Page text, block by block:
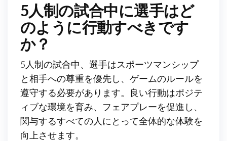
5人制の試合中に選手はど
のように行動すべきです
か？
5人制の試合中、選手はスポーツマンシップ
と相手への尊重を優先し、ゲームのルールを
遵守する必要があります。良い行動はポジテ
ィブな環境を育み、フェアプレーを促進し、
関与するすべての人にとって全体的な体験を
向上させます。